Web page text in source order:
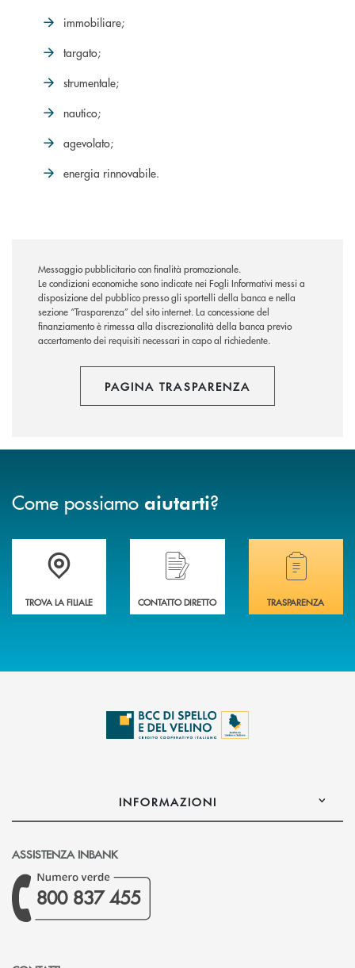
immobiliare;
targato;
strumentale;
nautico;
agevolato;
energia rinnovabile.
Messaggio pubblicitario con finalità promozionale.
Le condizioni economiche sono indicate nei Fogli Informativi messi a
disposizione del pubblico presso gli sportelli della banca e nella
sezione “Trasparenza” del sito internet.La concessione del
finanziamento è rimessa alla discrezionalità della banca previo
accertamento dei requisiti necessari in capo al richiedente.
PAGINA TRASPARENZA
Come possiamo aiutarti?
Accedi all' elenco completo delle filiali della BCC di Spello e del Velino
TROVA LA FILIALE
Hai bisogno di assistenza immediata?
CONTATTO DIRETTO
Hai bisogno di
TRASPARENZA
INFORMAZIONI
ASSISTENZA INBANK
800 837 455